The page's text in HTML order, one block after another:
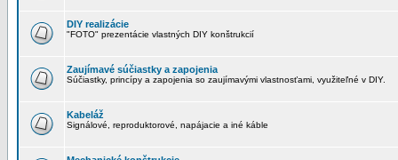
DIY realizácie
"FOTO" prezentácie vlastných DIY konštrukcií
Zaujímavé súčiastky a zapojenia
Súčiastky, princípy a zapojenia so zaujímavými vlastnosťami, využiteľné v DIY.
Kabeláž
Signálové, reproduktorové, napájacie a iné káble